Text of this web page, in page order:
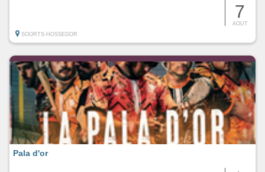
7
AOUT
SOORTS-HOSSEGOR
Pala d'or